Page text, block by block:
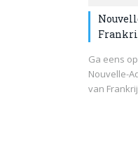
Ga eens
Nouvelle-
van